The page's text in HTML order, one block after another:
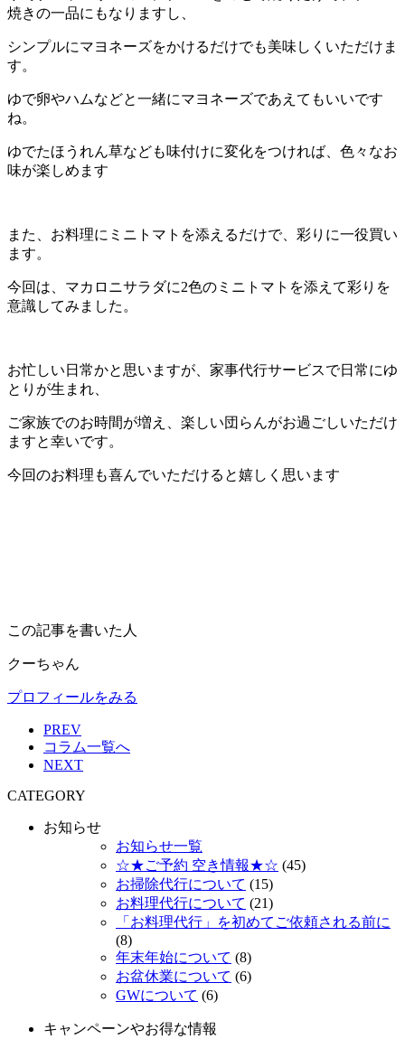
焼きの一品にもなりますし、
シンプルにマヨネーズをかけるだけでも美味しくいただけま
す。
ゆで卵やハムなどと一緒にマヨネーズであえてもいいです
ね。
ゆでたほうれん草なども味付けに変化をつければ、色々なお
味が楽しめます
また、お料理にミニトマトを添えるだけで、彩りに一役買い
ます。
今回は、マカロニサラダに2色のミニトマトを添えて彩りを
意識してみました。
お忙しい日常かと思いますが、家事代行サービスで日常にゆ
とりが生まれ、
ご家族でのお時間が増え、楽しい団らんがお過ごしいただけ
ますと幸いです。
今回のお料理も喜んでいただけると嬉しく思います
この記事を書いた人
クーちゃん
プロフィールをみる
PREV
コラム一覧へ
NEXT
CATEGORY
お知らせ
お知らせ一覧
☆★ご予約 空き情報★☆ (45)
お掃除代行について (15)
お料理代行について (21)
「お料理代行」を初めてご依頼される前に
(8)
年末年始について (8)
お盆休業について (6)
GWについて (6)
キャンペーンやお得な情報